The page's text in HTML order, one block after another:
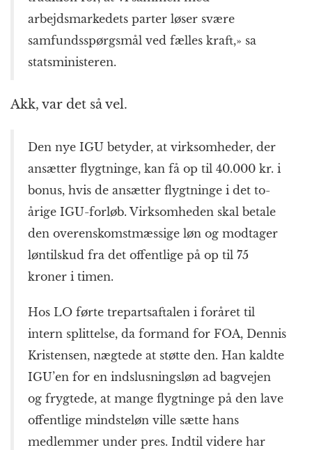
arbejdsmarkedets parter løser svære
samfundsspørgsmål ved fælles kraft,» sa
statsministeren.
Akk, var det så vel.
Den nye IGU betyder, at virksomheder, der
ansætter flygtninge, kan få op til 40.000 kr. i
bonus, hvis de ansætter flygtninge i det to-
årige IGU-forløb. Virksomheden skal betale
den overenskomstmæssige løn og modtager
løntilskud fra det offentlige på op til 75
kroner i timen.
Hos LO førte trepartsaftalen i foråret til
intern splittelse, da formand for FOA, Dennis
Kristensen, nægtede at støtte den. Han kaldte
IGU’en for en indslusningsløn ad bagvejen
og frygtede, at mange flygtninge på den lave
offentlige mindsteløn ville sætte hans
medlemmer under pres. Indtil videre har